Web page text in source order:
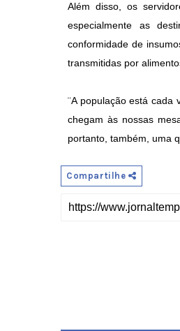
Além disso, os
especialmente as
conformidade de
transmitidas por
¨A população está
chegam às nossas
portanto, também, uma
Compartilhe